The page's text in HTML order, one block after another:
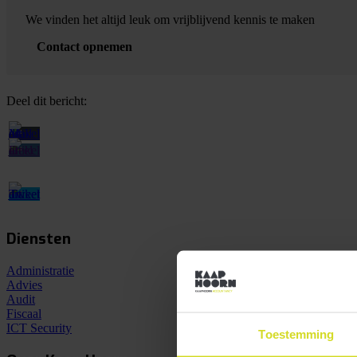
Toestemming
We vinden het altijd leuk om vrijblijvend kennis te maken
Contact opnemen
Deel dit bericht:
Diensten
Administratie
Advies
Audit
Fiscaal
ICT Security